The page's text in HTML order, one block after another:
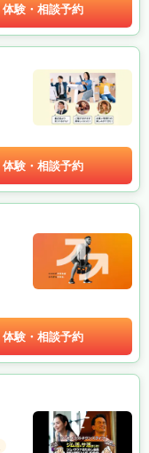
体験・相談予約
体験・相談予約
体験・相談予約